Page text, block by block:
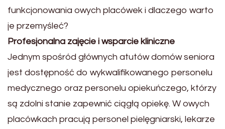
funkcjonowania owych placówek i dlaczego warto
je przemyśleć?
Profesjonalna zajęcie i wsparcie kliniczne
Jednym spośród głównych atutów domów seniora
jest dostępność do wykwalifikowanego personelu
medycznego oraz personelu opiekuńczego, którzy
są zdolni stanie zapewnić ciągłą opiekę. W owych
placówkach pracują personel pielęgniarski, lekarze